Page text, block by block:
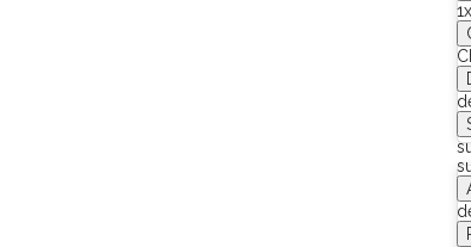
1x